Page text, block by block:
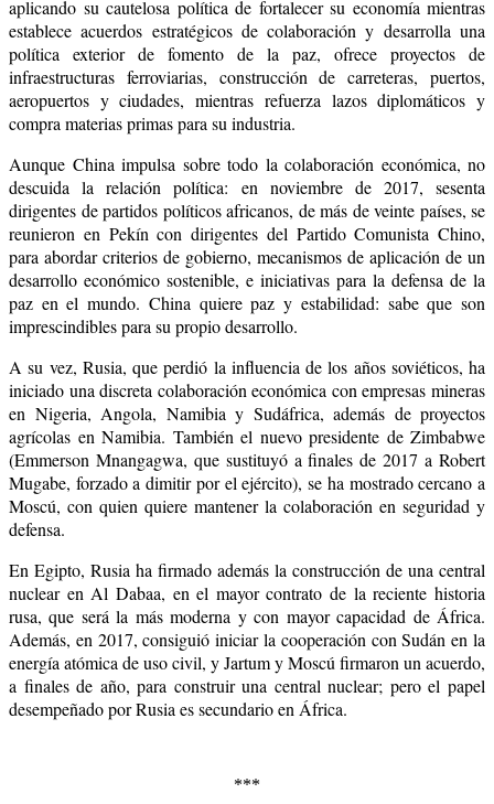
aplicando su cautelosa política de fortalecer su economía mientras
establece acuerdos estratégicos de colaboración y desarrolla una
política exterior de fomento de la paz, ofrece proyectos de
infraestructuras ferroviarias, construcción de carreteras, puertos,
aeropuertos y ciudades, mientras refuerza lazos diplomáticos y
compra materias primas para su industria.
Aunque China impulsa sobre todo la colaboración económica, no
descuida la relación política: en noviembre de 2017, sesenta
dirigentes de partidos políticos africanos, de más de veinte países, se
reunieron en Pekín con dirigentes del Partido Comunista Chino,
para abordar criterios de gobierno, mecanismos de aplicación de un
desarrollo económico sostenible, e iniciativas para la defensa de la
paz en el mundo. China quiere paz y estabilidad: sabe que son
imprescindibles para su propio desarrollo.
A su vez, Rusia, que perdió la influencia de los años soviéticos, ha
iniciado una discreta colaboración económica conempresas mineras
en Nigeria, Angola, Namibia y Sudáfrica, además de proyectos
agrícolas en Namibia. También el nuevo presidente de Zimbabwe
(Emmerson Mnangagwa, que sustituyó a finales de 2017 a Robert
Mugabe, forzado a dimitir por el ejército), se ha mostrado cercano a
Moscú, con quien quiere mantener la colaboración en seguridad y
defensa.
En Egipto, Rusia ha firmado además la construcción de una central
nuclear en Al Dabaa, en el mayor contrato de la reciente historia
rusa, que será la más moderna y con mayor capacidad de África.
Además, en 2017, consiguió iniciar la cooperación con Sudán en la
energía atómica de uso civil, y Jartum y Moscú firmaron un acuerdo,
a finales de año, para construir una central nuclear; pero el papel
desempeñado por Rusia es secundario en África.
***